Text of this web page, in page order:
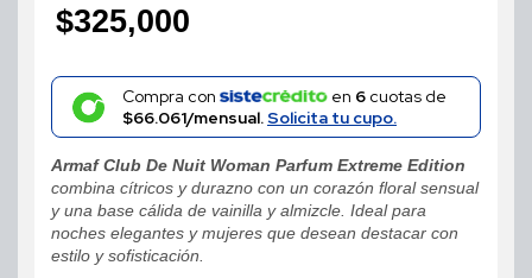
$325,000
Compra con en 6cuotas de
$66.061/mensual.Solicita tu cupo.
Armaf Club De Nuit Woman Parfum Extreme Edition
combina cítricos y durazno con un corazón floral sensual
y una base cálida de vainilla y almizcle. Ideal para
noches elegantes y mujeres que desean destacar con
estilo y sofisticación.